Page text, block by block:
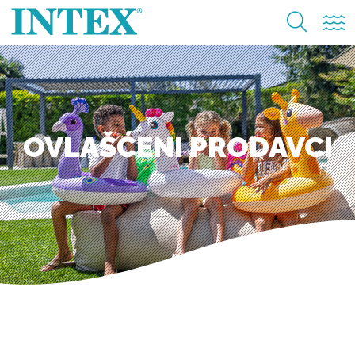
OVLAŠĆENI PRODAVCI